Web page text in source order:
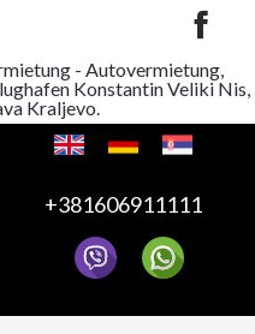
- Autovermietung,
Konstantin Veliki Nis,
Kraljevo.
+381606911111